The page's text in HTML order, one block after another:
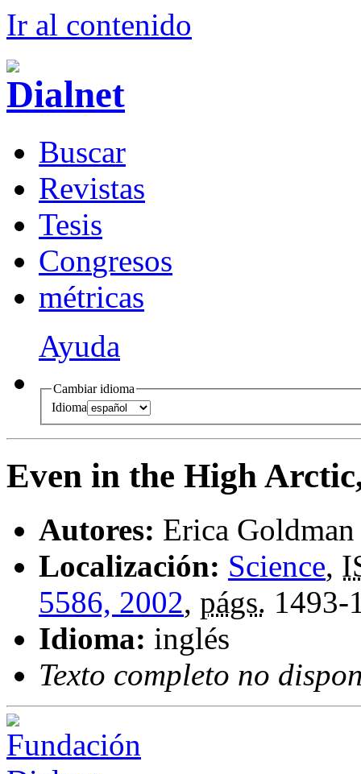
Ir al contenido
Buscar
Revistas
Tesis
Congresos
métricas
Ayuda
Cambiar idioma
Idioma
Even in the High
Autores: Erica Goldman
Localización: Science,
5586, 2002, págs. 1493-
Idioma: inglés
Texto completo no